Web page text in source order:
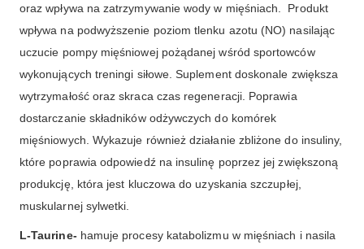
oraz wpływa na zatrzymywanie wody w mięśniach. Produkt
wpływa na podwyższenie poziom tlenku azotu (NO) nasilając
uczucie pompy mięśniowej pożądanej wśród sportowców
wykonujących treningi siłowe. Suplement doskonale zwiększa
wytrzymałość oraz skraca czas regeneracji. Poprawia
dostarczanie składników odżywczych do komórek
mięśniowych. Wykazuje również działanie zbliżone do insuliny,
które poprawia odpowiedź na insulinę poprzez jej zwiększoną
produkcję, która jest kluczowa do uzyskania szczupłej,
muskularnej sylwetki.
L-Taurine- hamuje procesy katabolizmu w mięśniach i nasila